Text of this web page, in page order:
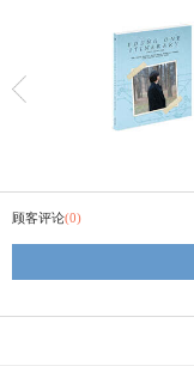
顾客评论(0)